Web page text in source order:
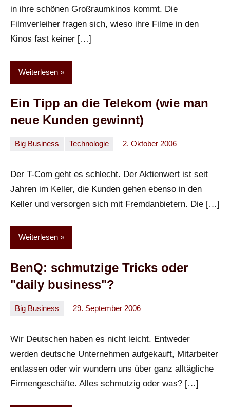
in ihre schönen Großraumkinos kommt. Die
Filmverleiher fragen sich, wieso ihre Filme in den
Kinos fast keiner […]
Weiterlesen
Ein Tipp an die Telekom (wie man
neue Kunden gewinnt)
Big Business Technologie 2. Oktober 2006
Oliver
Keine
Der T-Com geht es schlecht. Der Aktienwert ist seit
Jahren im Keller, die Kunden gehen ebenso in den
Keller und versorgen sich mit Fremdanbietern. Die […]
Weiterlesen
BenQ: schmutzige Tricks oder
"daily business"?
Big Business 29. September 2006
Oliver
Keine
Wir Deutschen haben es nicht leicht. Entweder
werden deutsche Unternehmen aufgekauft, Mitarbeiter
entlassen oder wir wundern uns über ganz alltägliche
Firmengeschäfte. Alles schmutzig oder was? […]